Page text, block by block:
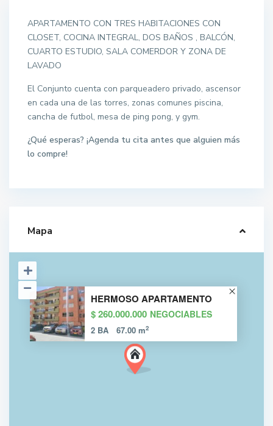
APARTAMENTO CON TRES HABITACIONES CON
CLOSET, COCINA INTEGRAL, DOS BAÑOS , BALCÓN,
CUARTO ESTUDIO, SALA COMERDOR Y ZONA DE
LAVADO
El Conjunto cuenta con parqueadero privado, ascensor
en cada una de las torres, zonas comunes piscina,
cancha de futbol, mesa de ping pong, y gym.
¿Qué esperas? ¡Agenda tu cita antes que alguien más
lo compre!
Mapa
HERMOSO APARTAMENTO
$ 260.000.000 NEGOCIABLES
2 BA 67.00 m2